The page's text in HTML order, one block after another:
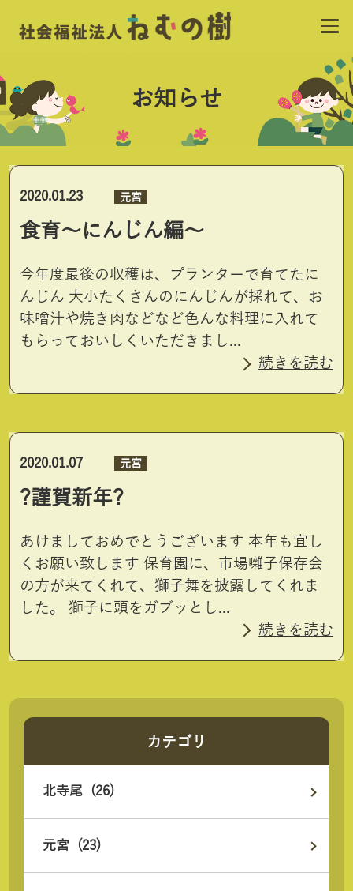
お知らせ
2020.01.23 元宮
食育～にんじん編～
今年度最後の収穫は、プランターで育てたに
んじん 大小たくさんのにんじんが採れて、お
味噌汁や焼き肉などなど色んな料理に入れて
もらっておいしくいただきまし...
続きを読む
2020.01.07 元宮
?謹賀新年?
あけましておめでとうございます 本年も宜し
くお願い致します 保育園に、市場囃子保存会
の方が来てくれて、獅子舞を披露してくれま
した。 獅子に頭をガブッとし...
続きを読む
カテゴリ
北寺尾 (26)
元宮 (23)